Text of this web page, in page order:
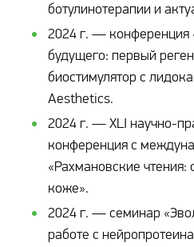
ботулинотерапии и
2024 г. — конференция
будущего: первый
биостимулятор с
Aesthetics.
2024 г. — XLI научно-
конференция с
«Рахмановские чтения:
коже».
2024 г. — семинар
работе с